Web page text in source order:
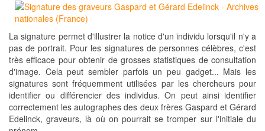
La signature permet d'illustrer la notice d'un individu lorsqu'il n'y a
pas de portrait. Pour les signatures de personnes célèbres, c'est
très efficace pour obtenir de grosses statistiques de consultation
d'image. Cela peut sembler parfois un peu gadget... Mais les
signatures sont fréquemment utilisées par les chercheurs pour
identifier ou différencier des individus. On peut ainsi identifier
correctement les autographes des deux frères Gaspard et Gérard
Edelinck, graveurs, là où on pourrait se tromper sur l'initiale du